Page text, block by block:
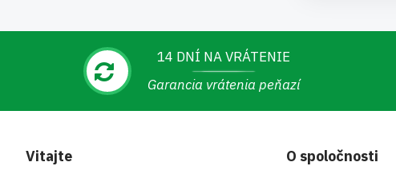
14 DNÍ NA VRÁTENIE
Garancia vrátenia peňazí
Vitajte O spoločnosti